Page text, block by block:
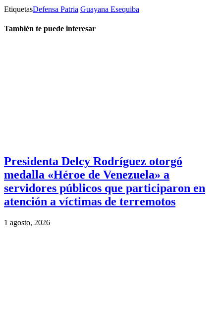
EtiquetasDefensa Patria Guayana Esequiba
También te puede interesar
Presidenta Delcy Rodríguez otorgó
medalla «Héroe de Venezuela» a
servidores públicos que participaron en
atención a víctimas de terremotos
1 agosto, 2026